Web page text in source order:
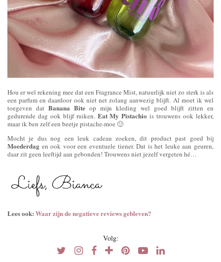
Hou er wel rekening mee dat een Fragrance Mist, natuurlijk niet zo sterk is als
een parfum en daardoor ook niet net zolang aanwezig blijft. Al moet ik wel
toegeven dat Banana Bite op mijn kleding wel goed blijft zitten en
gedurende dag ook blijf ruiken. Eat My Pistachio is trouwens ook lekker,
maar ik ben zelf een beetje pistache-moe 🙂
Mocht je dus nog een leuk cadeau zoeken, dit product past goed bij
Moederdag en ook voor een eventuele tiener. Dat is het leuke aan geuren,
daar zit geen leeftijd aan gebonden! Trouwens niet jezelf vergeten hé…
Lees ook: Waar zijn de negatieve reviews gebleven?
Volg: